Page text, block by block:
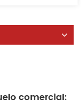
comercial: